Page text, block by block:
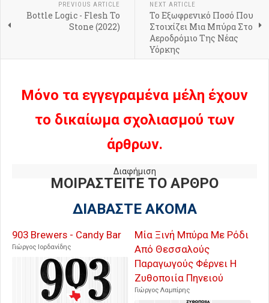
PREVIOUS ARTICLE
Bottle Logic - Flesh To
Stone (2022)
NEXT ARTICLE
Το Εξωφρενικό Ποσό Που
Στοιχίζει Μια Μπύρα Στο
Αεροδρόμιο Της Νέας
Υόρκης
Μόνο τα εγγεγραμένα μέλη έχουν
το δικαίωμα σχολιασμού των
άρθρων.
Διαφήμιση
ΜΟΙΡΑΣΤΕΙΤΕ ΤΟ ΑΡΘΡΟ
ΔΙΑΒΑΣΤΕ ΑΚΟΜΑ
903 Brewers - Candy Bar
Γιώργος Ιορδανίδης
Μία Ξινή Μπύρα Με Ρόδι
Από Θεσσαλούς
Παραγωγούς Φέρνει Η
Ζυθοποιία Πηνειού
Γιώργος Λαμπίρης